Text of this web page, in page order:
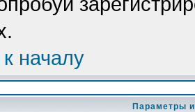
началу
Параметры